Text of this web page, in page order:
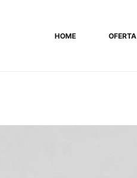
HOME OFERTA